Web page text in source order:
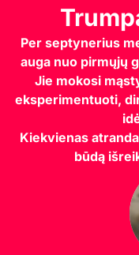
Per septynerius
auga nuo pirmųjų
Jie mokosi
eksperimentuoti,
Kiekvienas
būdą